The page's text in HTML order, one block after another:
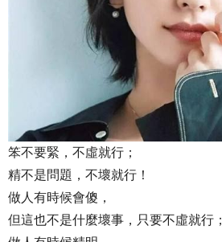
笨不要緊，不虛就行；
精不是問題，不壞就行！
做人有時候會傻，
但這也不是什麼壞事，只要不虛就行；